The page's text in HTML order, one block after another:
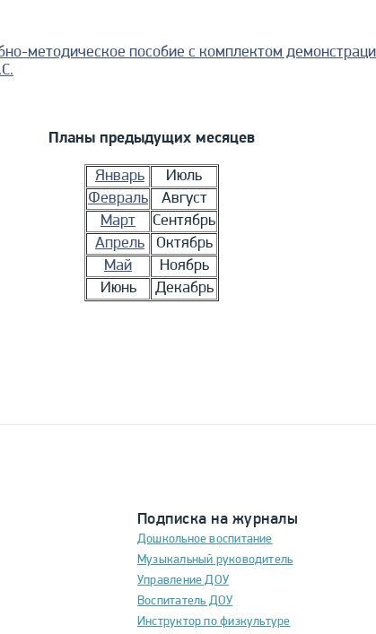
методическое пособие с комплектом
Планы предыдущих месяцев
Январь
Июль
Февраль
Август
Март
Сентябрь
Апрель
Октябрь
Май
Ноябрь
Июнь
Декабрь
Подписка на журналы
Дошкольное воспитание
Музыкальный руководитель
Управление ДОУ
Воспитатель ДОУ
Инструктор по физкультуре